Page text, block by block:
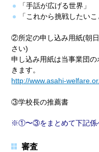
「手話が広げる世界」
「これから挑戦したいこ
②所定の申し込み用紙(朝
さい)
申し込み用紙は当事業団
きます。
http://www.asahi-
③学校長の推薦書
①〜③をまとめて下記係
審査